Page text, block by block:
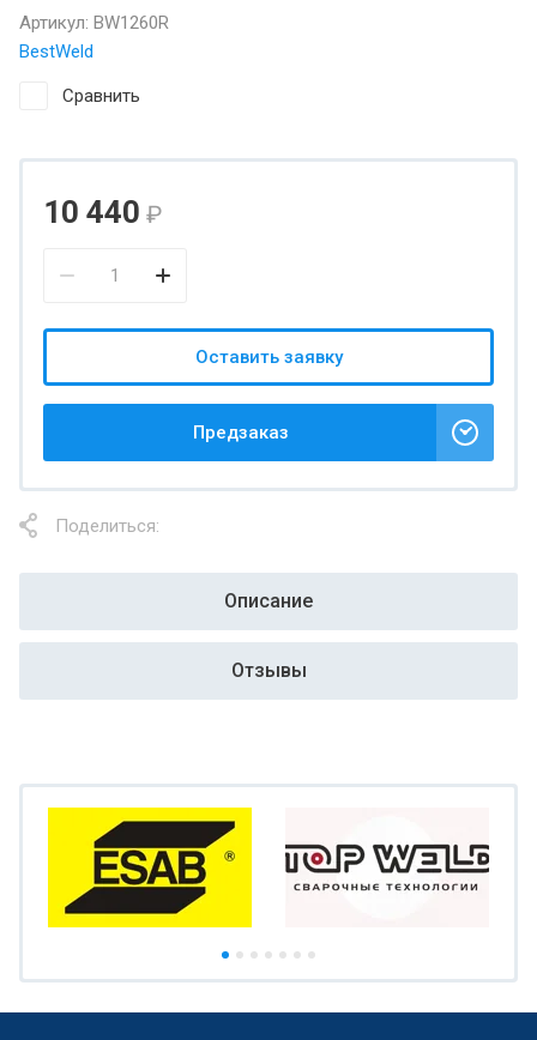
Артикул: BW1260R
BestWeld
Сравнить
10 440 ₽
Предзаказ
Оставить заявку
Поделиться:
Описание
Отзывы